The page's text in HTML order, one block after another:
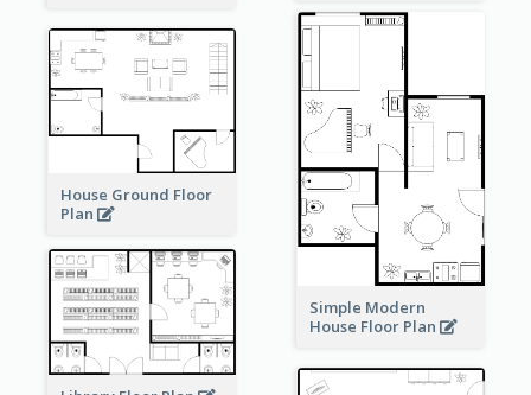
Simple Modern
House Floor Plan
House Ground Floor
Plan